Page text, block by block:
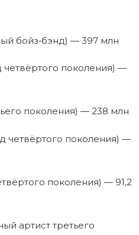
бойз‑бэнд) — 397 млн
четвёртого поколения) —
поколения) — 238 млн
четвёртого поколения) —
поколения) — 91,2
артист третьего